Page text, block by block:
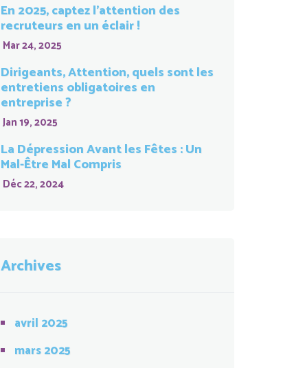
En 2025, captez l’attention des
recruteurs en un éclair !
Mar 24, 2025
Dirigeants, Attention, quels sont les
entretiens obligatoires en
entreprise ?
Jan 19, 2025
La Dépression Avant les Fêtes : Un
Mal-Être Mal Compris
Déc 22, 2024
Archives
avril 2025
mars 2025